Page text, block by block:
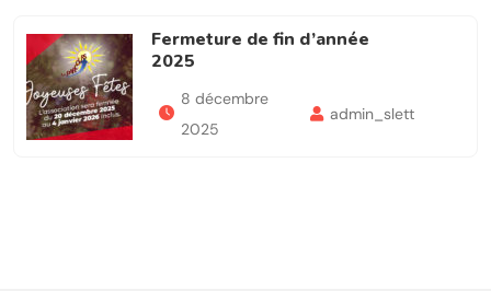
Fermeture de fin d’année
2025
8 décembre
2025
admin_slett